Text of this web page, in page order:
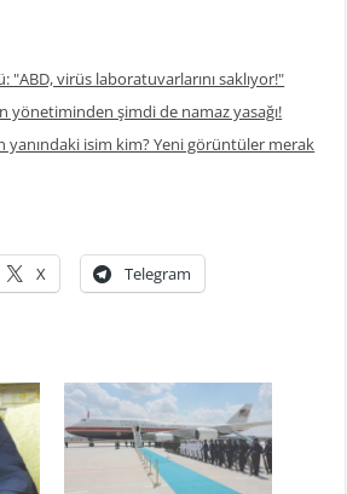
"ABD, virüs laboratuvarlarını saklıyor!"
yönetiminden şimdi de namaz yasağı!
yanındaki isim kim? Yeni görüntüler merak
X Telegram